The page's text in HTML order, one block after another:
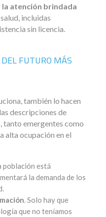
atención brindada
incluidas
sin licencia.
FUTURO MÁS
también lo hacen
descripciones de
tanto emergentes como
alta ocupación en el
población está
la demanda de los
. Solo hay que
que no teníamos